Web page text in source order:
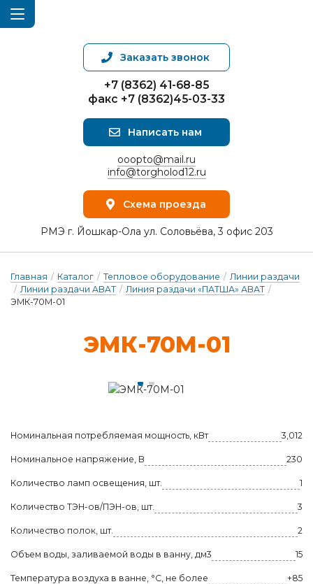
Заказать звонок
+7 (8362) 41-68-85
факс +7 (8362)45-03-33
Написать нам
ooopto@mail.ru
info@torgholod12.ru
Схема проезда
РМЭ г. Йошкар-Ола ул. Соловьёва, 3 офис 203
Главная / Каталог / Тепловое оборудование / Линии раздачи
/ Линии раздачи ABAT / Линия раздачи «ПАТША» АВАТ /
ЭМК-70М-01
ЭМК-70М-01
Номинальная потребляемая мощность, кВт 3,012
Номинальное напряжение, В 230
Количество ламп освещения, шт. 1
Количество ТЭН-ов/ПЭН-ов, шт. 3
Количество полок, шт. 2
Объем воды, заливаемой воды в ванну, дм3 15
Температура воздуха в ванне, °С, не более +85